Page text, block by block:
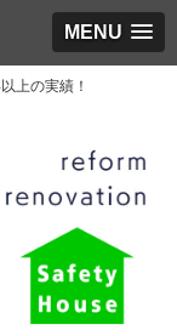
MENU
上の実績！